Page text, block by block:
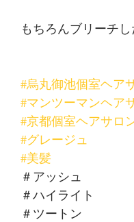
もちろんブリーチ
#烏丸御池個室ヘア
#マンツーマンヘア
#京都個室ヘアサロ
#グレージュ
#美髪
＃アッシュ
＃ハイライト
＃ツートン